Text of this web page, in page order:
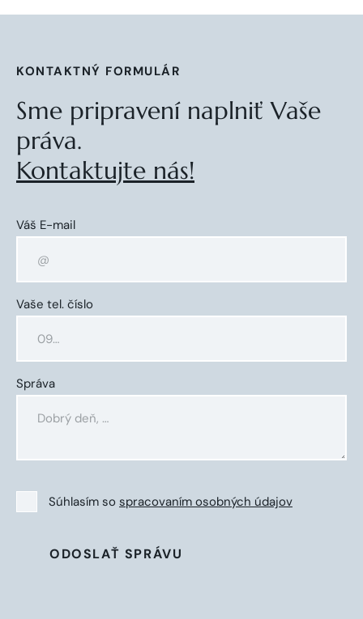
KONTAKTNÝ FORMULÁR
Sme pripravení naplniť Vaše
práva.
Kontaktujte nás!
Váš E-mail
Vaše tel. číslo
Správa
Súhlasím so spracovaním osobných údajov
ODOSLAŤ SPRÁVU